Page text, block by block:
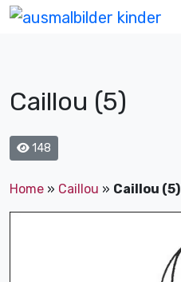
Caillou (5)
148
Home » Caillou » Caillou (5)